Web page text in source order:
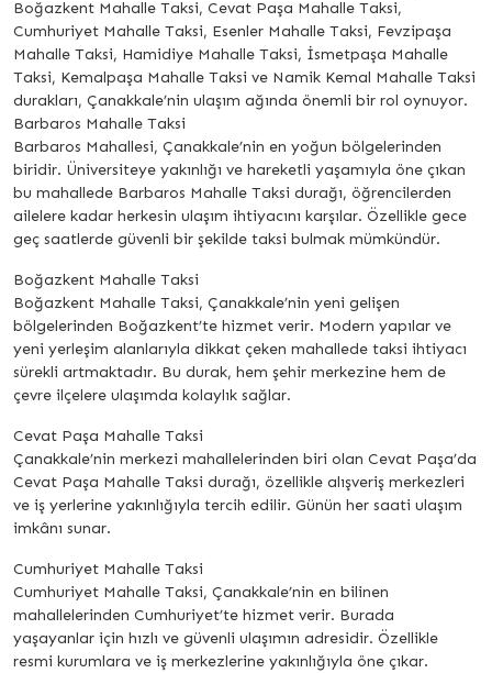
Boğazkent Mahalle Taksi, Cevat Paşa Mahalle Taksi,
Cumhuriyet Mahalle Taksi, Esenler Mahalle Taksi, Fevzipaşa
Mahalle Taksi, Hamidiye Mahalle Taksi, İsmetpaşa Mahalle
Taksi, Kemalpaşa Mahalle Taksi ve Namik Kemal Mahalle Taksi
durakları, Çanakkale’nin ulaşım ağında önemli bir rol oynuyor.
Barbaros Mahalle Taksi
Barbaros Mahallesi, Çanakkale’nin en yoğun bölgelerinden
biridir. Üniversiteye yakınlığı ve hareketli yaşamıyla öne çıkan
bu mahallede Barbaros Mahalle Taksi durağı, öğrencilerden
ailelere kadar herkesin ulaşım ihtiyacını karşılar. Özellikle gece
geç saatlerde güvenli bir şekilde taksi bulmak mümkündür.
Boğazkent Mahalle Taksi
Boğazkent Mahalle Taksi, Çanakkale’nin yeni gelişen
bölgelerinden Boğazkent’te hizmet verir. Modern yapılar ve
yeni yerleşim alanlarıyla dikkat çeken mahallede taksi ihtiyacı
sürekli artmaktadır. Bu durak, hem şehir merkezine hem de
çevre ilçelere ulaşımda kolaylık sağlar.
Cevat Paşa Mahalle Taksi
Çanakkale’nin merkezi mahallelerinden biri olan Cevat Paşa’da
Cevat Paşa Mahalle Taksi durağı, özellikle alışveriş merkezleri
ve iş yerlerine yakınlığıyla tercih edilir. Günün her saati ulaşım
imkânı sunar.
Cumhuriyet Mahalle Taksi
Cumhuriyet Mahalle Taksi, Çanakkale’nin en bilinen
mahallelerinden Cumhuriyet’te hizmet verir. Burada
yaşayanlar için hızlı ve güvenli ulaşımın adresidir. Özellikle
resmi kurumlara ve iş merkezlerine yakınlığıyla öne çıkar.